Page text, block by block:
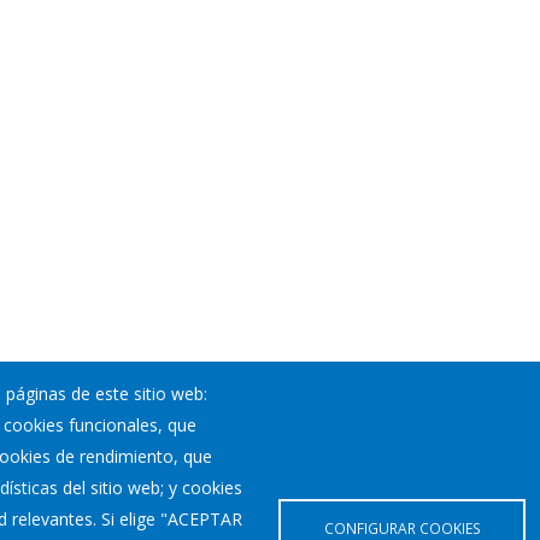
de este sitio web:
funcionales, que
de rendimiento, que
del sitio web; y cookies
Si elige "ACEPTAR
CONFIGURAR COOKIES
Corporación Municipal
Teléfonos de interés